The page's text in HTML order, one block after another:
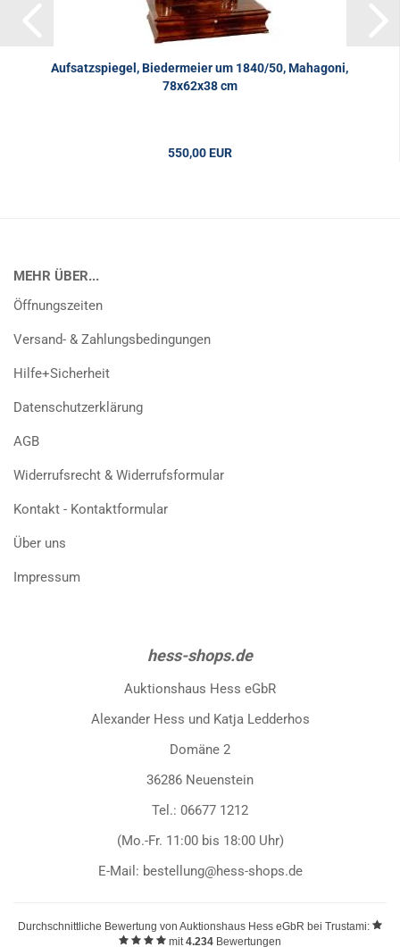
Aufsatzspiegel, Biedermeier um 1840/50, Mahagoni,
78x62x38 cm
550,00 EUR
MEHR ÜBER...
Öffnungszeiten
Versand- & Zahlungsbedingungen
Hilfe+Sicherheit
Datenschutzerklärung
AGB
Widerrufsrecht & Widerrufsformular
Kontakt - Kontaktformular
Über uns
Impressum
hess-shops.de
Auktionshaus Hess eGbR
Alexander Hess und Katja Ledderhos
Domäne 2
36286 Neuenstein
Tel.: 06677 1212
(Mo.-Fr. 11:00 bis 18:00 Uhr)
E-Mail: bestellung@hess-shops.de
Durchschnittliche Bewertung von Auktionshaus Hess eGbR bei Trustami:
mit4.234 Bewertungen